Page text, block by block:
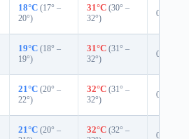
18°C (17° –
20°)
31°C (30° –
32°)
0%
19°C (18° –
19°)
31°C (31° –
32°)
0%
21°C (20° –
22°)
32°C (31° –
32°)
0%
21°C (20° –
32°C (32° –
0%